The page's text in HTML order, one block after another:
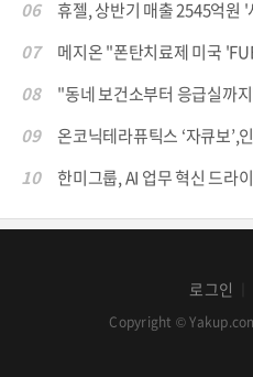
06
휴젤, 상반기 매출 2545억원
07
메지온 "폰탄치료제 미국
08
"동네 보건소부터 응급실까
09
온코닉테라퓨틱스 ‘자큐보’,
10
한미그룹, AI 업무 혁신 드라
로그인
Copyright ©